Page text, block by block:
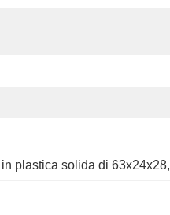
plastica solida di 63x24x28,